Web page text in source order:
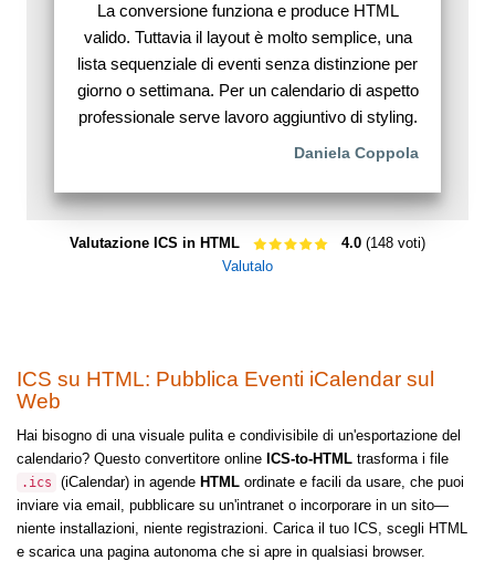
La conversione funziona e produce HTML
valido. Tuttavia il layout è molto semplice, una
lista sequenziale di eventi senza distinzione per
giorno o settimana. Per un calendario di aspetto
professionale serve lavoro aggiuntivo di styling.
Daniela Coppola
Valutazione ICS in HTML 4.0 (148 voti)
Valutalo
ICS su HTML: Pubblica Eventi iCalendar sul
Web
Hai bisogno di una visuale pulita e condivisibile di un'esportazione del
calendario? Questo convertitore online ICS-to-HTML trasforma i file
.ics (iCalendar) in agende HTML ordinate e facili da usare, che puoi
inviare via email, pubblicare su un'intranet o incorporare in un sito—
niente installazioni, niente registrazioni. Carica il tuo ICS, scegli HTML
e scarica una pagina autonoma che si apre in qualsiasi browser.